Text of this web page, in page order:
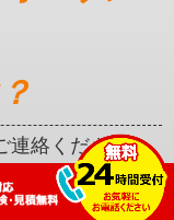
連絡ください。
るか？